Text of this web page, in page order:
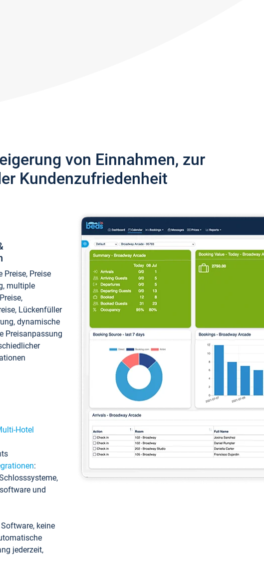
von Einnahmen, zur
Kundenzufriedenheit
Preise, Preise
multiple
Lückenfüller
dynamische
Preisanpassung
Hotel
:
und
keine
jederzeit,